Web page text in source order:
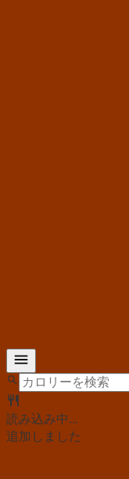
読み込み中...
追加しました